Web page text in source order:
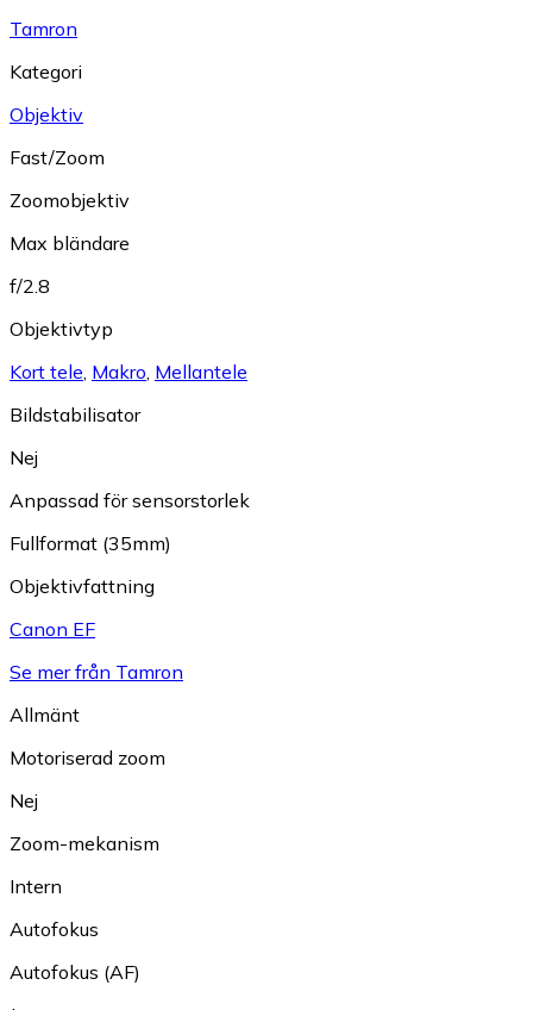
Tamron
Kategori
Objektiv
Fast/Zoom
Zoomobjektiv
Max bländare
f/2.8
Objektivtyp
Kort tele, Makro, Mellantele
Bildstabilisator
Nej
Anpassad för sensorstorlek
Fullformat (35mm)
Objektivfattning
Canon EF
Se mer från Tamron
Allmänt
Motoriserad zoom
Nej
Zoom-mekanism
Intern
Autofokus
Autofokus (AF)